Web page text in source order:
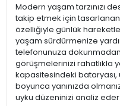
Modern yaşam tarzınızı
takip etmek için
özelliğiyle günlük
yaşam sürdürmenize
telefonunuza
görüşmelerinizi rahatlıkla
kapasitesindeki bataryası,
boyunca yanınızda
uyku düzeninizi analiz